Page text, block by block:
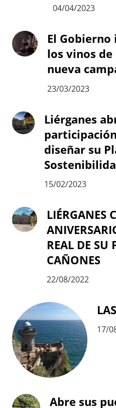
04/04/2023
El
los vinos
nueva
23/03/2023
Liérganes
diseñar su
15/02/2023
LIÉRGANES
REAL DE SU
CAÑONES
22/08/2022
17/
Abre sus